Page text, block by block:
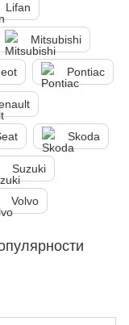
Lifan
Mitsubishi
Pontiac
Skoda
Suzuki
Volvo